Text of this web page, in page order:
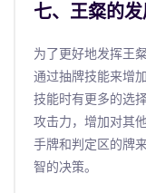
七、王粲的
为了更好地发挥王
通过抽牌技能来增
技能时有更多的选
攻击力，增加对其
手牌和判定区的牌
智的决策。